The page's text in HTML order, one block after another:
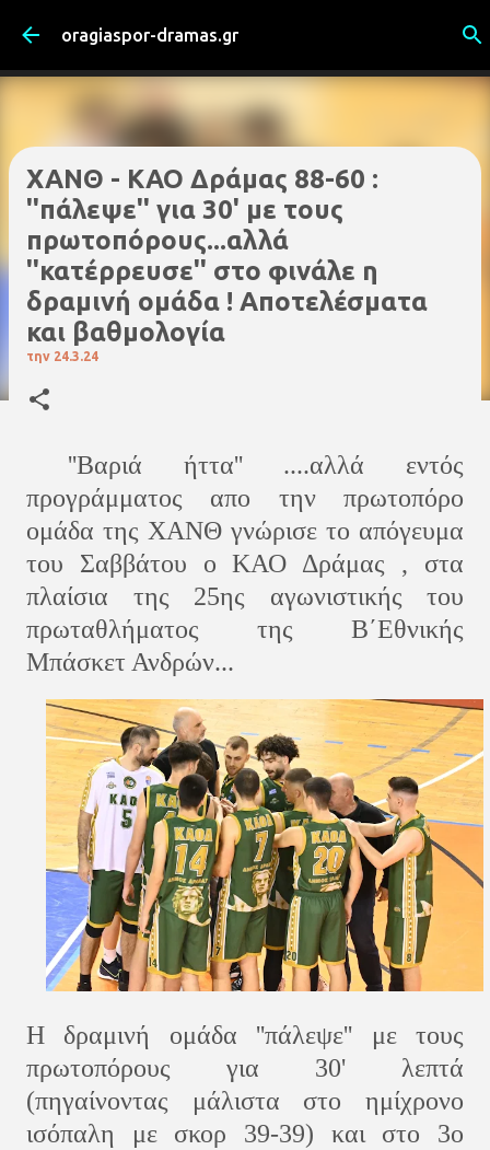
Μετάβαση στο κύριο περιεχόμενο
oragiaspor-dramas.gr
XANΘ - ΚΑΟ Δράμας 88-60 :
''πάλεψε'' για 30' με τους
πρωτοπόρους...αλλά
''κατέρρευσε'' στο φινάλε η
δραμινή ομάδα ! Αποτελέσματα
και βαθμολογία
την 24.3.24
''Βαριά ήττα'' ....αλλά εντός
προγράμματος απο την πρωτοπόρο
ομάδα της ΧΑΝΘ γνώρισε το απόγευμα
του Σαββάτου ο ΚΑΟ Δράμας , στα
πλαίσια της 25ης αγωνιστικής του
πρωταθλήματος της Β΄Εθνικής
Μπάσκετ Ανδρών...
Η δραμινή ομάδα ''πάλεψε'' με τους
πρωτοπόρους για 30' λεπτά
(πηγαίνοντας μάλιστα στο ημίχρονο
ισόπαλη με σκορ 39-39) και στο 3ο